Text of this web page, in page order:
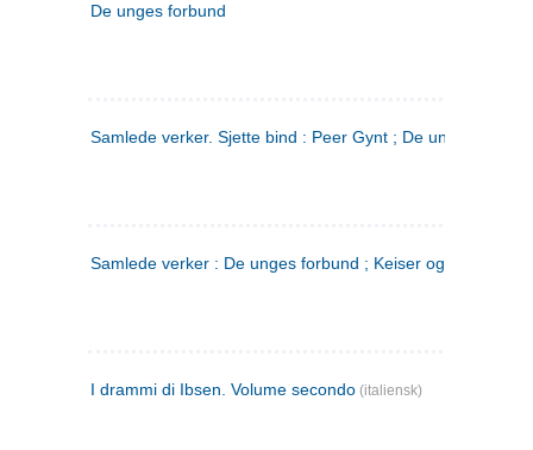
De unges forbund
Samlede verker. Sjette bind : Peer Gynt ; De unges
Samlede verker : De unges forbund ; Keiser og Galilæer. 3
I drammi di Ibsen. Volume secondo (italiensk)